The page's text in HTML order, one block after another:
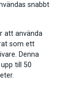
snabbt
att använda
som ett
Denna
till 50